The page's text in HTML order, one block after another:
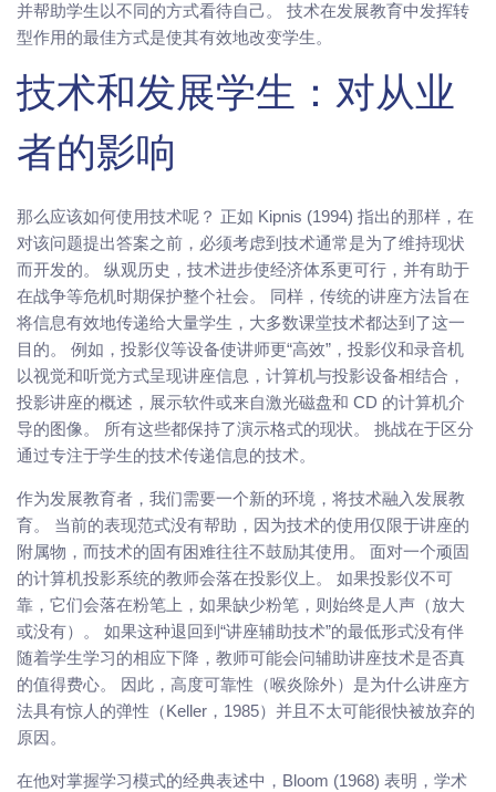
并帮助学生以不同的方式看待自己。 技术在发展教育中发挥转
型作用的最佳方式是使其有效地改变学生。
技术和发展学生：对从业
者的影响
那么应该如何使用技术呢？ 正如 Kipnis (1994) 指出的那样，在
对该问题提出答案之前，必须考虑到技术通常是为了维持现状
而开发的。 纵观历史，技术进步使经济体系更可行，并有助于
在战争等危机时期保护整个社会。 同样，传统的讲座方法旨在
将信息有效地传递给大量学生，大多数课堂技术都达到了这一
目的。 例如，投影仪等设备使讲师更“高效”，投影仪和录音机
以视觉和听觉方式呈现讲座信息，计算机与投影设备相结合，
投影讲座的概述，展示软件或来自激光磁盘和 CD 的计算机介
导的图像。 所有这些都保持了演示格式的现状。 挑战在于区分
通过专注于学生的技术传递信息的技术。
作为发展教育者，我们需要一个新的环境，将技术融入发展教
育。 当前的表现范式没有帮助，因为技术的使用仅限于讲座的
附属物，而技术的固有困难往往不鼓励其使用。 面对一个顽固
的计算机投影系统的教师会落在投影仪上。 如果投影仪不可
靠，它们会落在粉笔上，如果缺少粉笔，则始终是人声（放大
或没有）。 如果这种退回到“讲座辅助技术”的最低形式没有伴
随着学生学习的相应下降，教师可能会问辅助讲座技术是否真
的值得费心。 因此，高度可靠性（喉炎除外）是为什么讲座方
法具有惊人的弹性（Keller，1985）并且不太可能很快被放弃的
原因。
在他对掌握学习模式的经典表述中，Bloom (1968) 表明，学术